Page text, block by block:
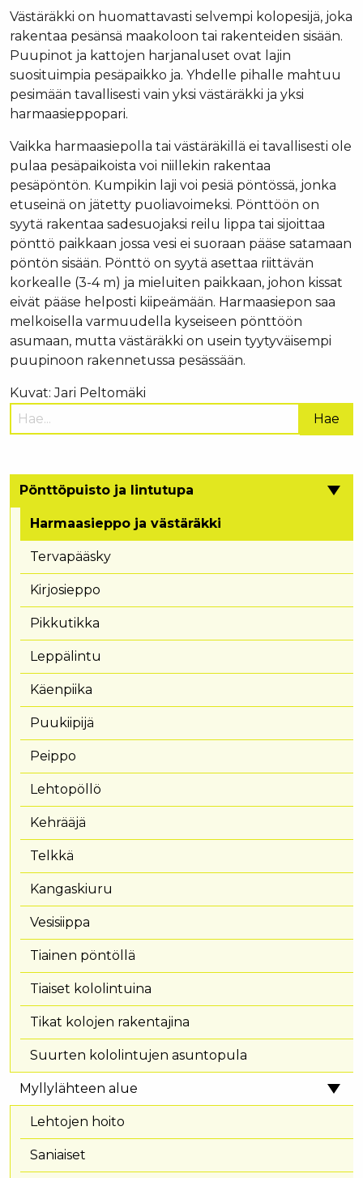
Västäräkki on huomattavasti selvempi kolopesijä, joka
rakentaa pesänsä maakoloon tai rakenteiden sisään.
Puupinot ja kattojen harjanaluset ovat lajin
suosituimpia pesäpaikko ja. Yhdelle pihalle mahtuu
pesimään tavallisesti vain yksi västäräkki ja yksi
harmaasieppopari.
Vaikka harmaasiepolla tai västäräkillä ei tavallisesti ole
pulaa pesäpaikoista voi niillekin rakentaa
pesäpöntön. Kumpikin laji voi pesiä pöntössä, jonka
etuseinä on jätetty puoliavoimeksi. Pönttöön on
syytä rakentaa sadesuojaksi reilu lippa tai sijoittaa
pönttö paikkaan jossa vesi ei suoraan pääse satamaan
pöntön sisään. Pönttö on syytä asettaa riittävän
korkealle (3-4 m) ja mieluiten paikkaan, johon kissat
eivät pääse helposti kiipeämään. Harmaasiepon saa
melkoisella varmuudella kyseiseen pönttöön
asumaan, mutta västäräkki on usein tyytyväisempi
puupinoon rakennetussa pesässään.
Kuvat: Jari Peltomäki
Hae
sivustolta:
Pönttöpuisto ja lintutupa
Harmaasieppo ja västäräkki
Tervapääsky
Kirjosieppo
Pikkutikka
Leppälintu
Käenpiika
Puukiipijä
Peippo
Lehtopöllö
Kehrääjä
Telkkä
Kangaskiuru
Vesisiippa
Tiainen pöntöllä
Tiaiset kololintuina
Tikat kolojen rakentajina
Suurten kololintujen asuntopula
Myllylähteen alue
Lehtojen hoito
Saniaiset